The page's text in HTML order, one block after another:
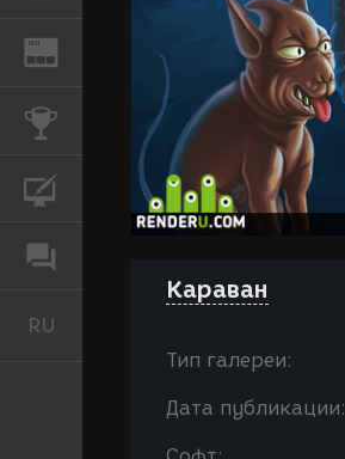
REN
КОНКУРСЫ
КУРСЫ
RU
Караван
Тип галереи:
Дата публикации: